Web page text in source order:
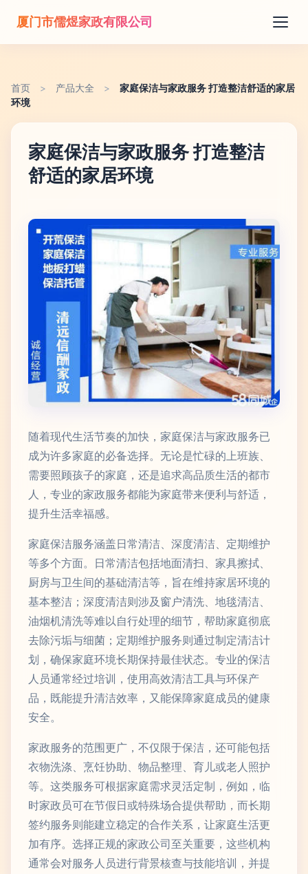
厦门市儒煜家政有限公司
首页 > 产品大全 >
家庭保洁与家政服务 打造整洁舒适的家居
环境
家庭保洁与家政服务 打造整洁
舒适的家居环境
随着现代生活节奏的加快，家庭保洁与家政服务已
成为许多家庭的必备选择。无论是忙碌的上班族、
需要照顾孩子的家庭，还是追求高品质生活的都市
人，专业的家政服务都能为家庭带来便利与舒适，
提升生活幸福感。
家庭保洁服务涵盖日常清洁、深度清洁、定期维护
等多个方面。日常清洁包括地面清扫、家具擦拭、
厨房与卫生间的基础清洁等，旨在维持家居环境的
基本整洁；深度清洁则涉及窗户清洗、地毯清洁、
油烟机清洗等难以自行处理的细节，帮助家庭彻底
去除污垢与细菌；定期维护服务则通过制定清洁计
划，确保家庭环境长期保持最佳状态。专业的保洁
人员通常经过培训，使用高效清洁工具与环保产
品，既能提升清洁效率，又能保障家庭成员的健康
安全。
家政服务的范围更广，不仅限于保洁，还可能包括
衣物洗涤、烹饪协助、物品整理、育儿或老人照护
等。这类服务可根据家庭需求灵活定制，例如，临
时家政员可在节假日或特殊场合提供帮助，而长期
签约服务则能建立稳定的合作关系，让家庭生活更
加有序。选择正规的家政公司至关重要，这些机构
通常会对服务人员进行背景核查与技能培训，并提